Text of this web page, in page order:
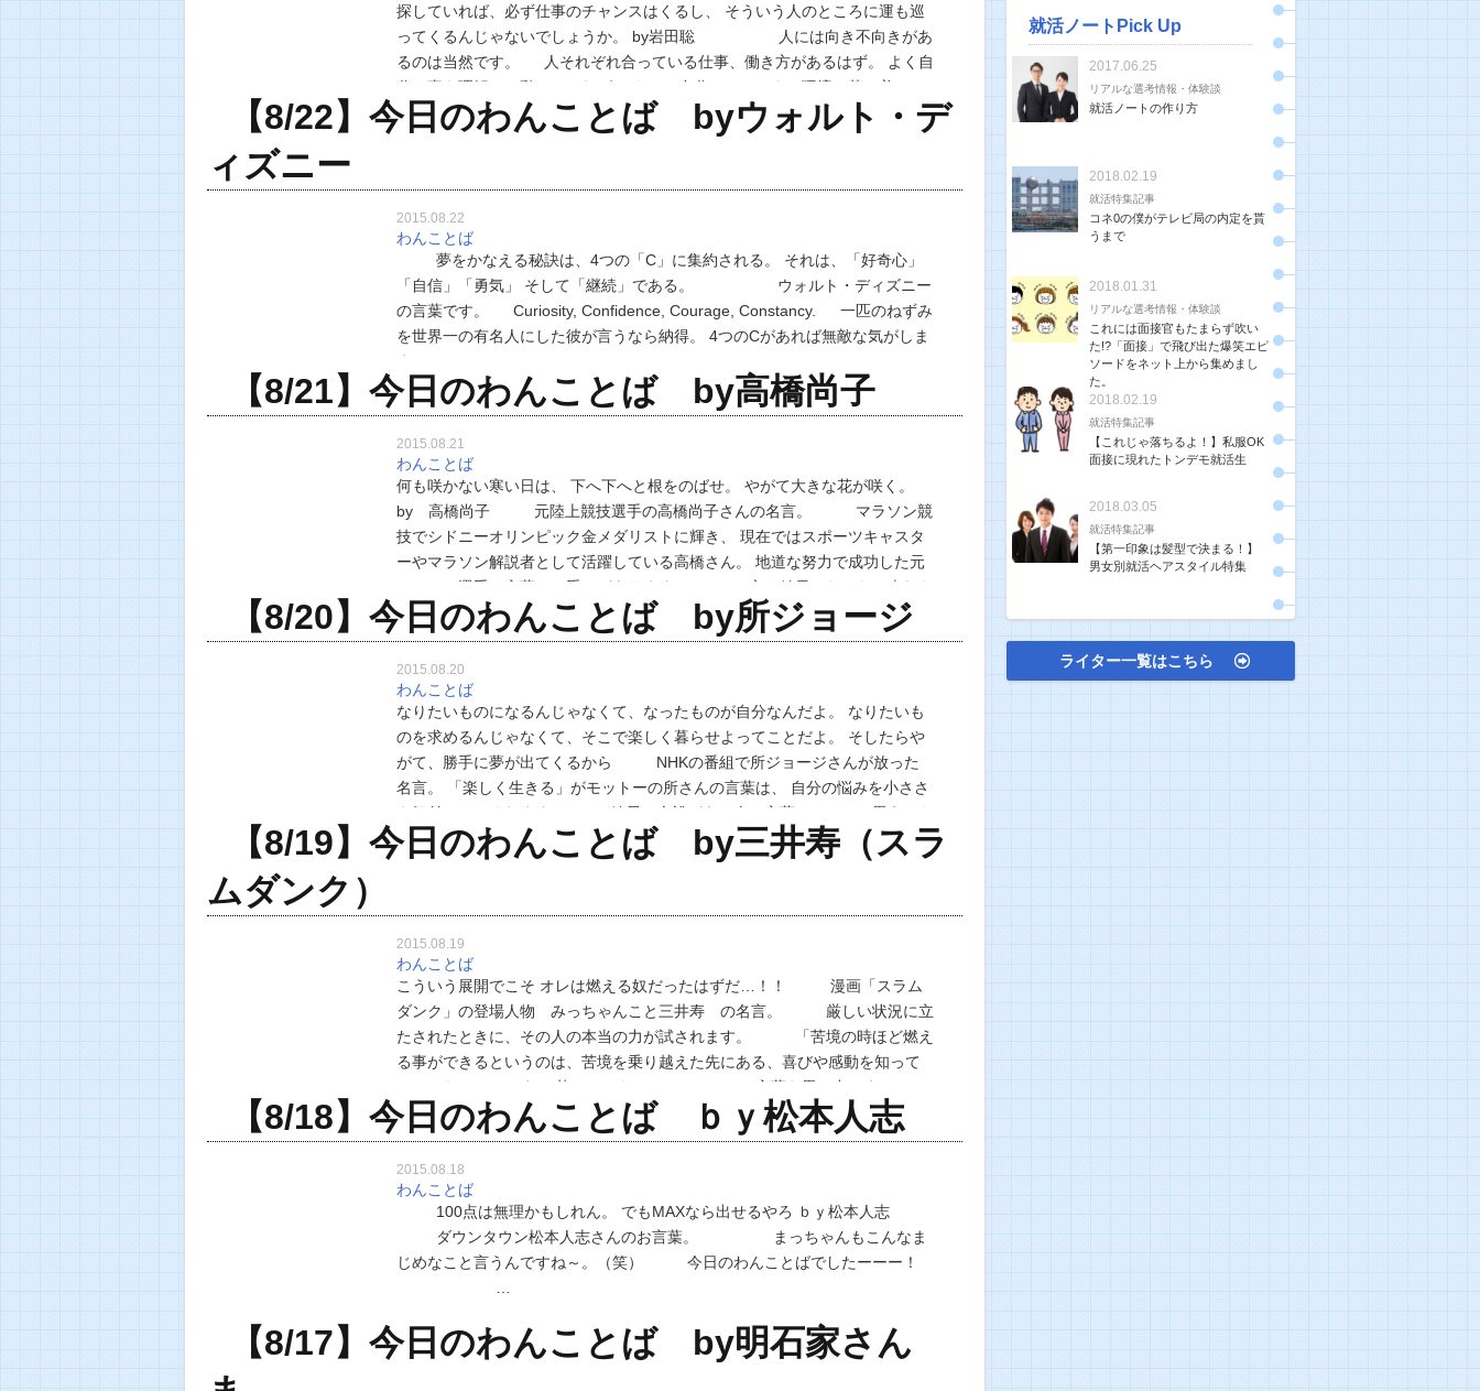
探していれば、必ず仕事のチャンスはくるし、 そういう人のところに運も巡
ってくるんじゃないでしょうか。 by岩田聡 人には向き不向きがあ
るのは当然です。 人それぞれ合っている仕事、働き方があるはず。 よく自
分の事を理解して動いていれば、 きっと自分にとってよい環境に落ち着け
る…
【8/22】今日のわんことば byウォルト・デ
ィズニー
2015.08.22
わんことば
夢をかなえる秘訣は、4つの「C」に集約される。 それは、「好奇心」
「自信」「勇気」 そして「継続」である。 ウォルト・ディズニー
の言葉です。 Curiosity, Confidence, Courage, Constancy. 一匹のねずみ
を世界一の有名人にした彼が言うなら納得。 4つのCがあれば無敵な気がしま
すね！…
【8/21】今日のわんことば by高橋尚子
2015.08.21
わんことば
何も咲かない寒い日は、 下へ下へと根をのばせ。 やがて大きな花が咲く。
by 高橋尚子 元陸上競技選手の高橋尚子さんの名言。 マラソン競
技でシドニーオリンピック金メダリストに輝き、 現在ではスポーツキャスタ
ーやマラソン解説者として活躍している高橋さん。 地道な努力で成功した元
マラソン選手の言葉には重みがありますね。 良い結果はなかなか表れな
い…
【8/20】今日のわんことば by所ジョージ
2015.08.20
わんことば
なりたいものになるんじゃなくて、なったものが自分なんだよ。 なりたいも
のを求めるんじゃなくて、そこで楽しく暮らせよってことだよ。 そしたらや
がて、勝手に夢が出てくるから NHKの番組で所ジョージさんが放った
名言。 「楽しく生きる」がモットーの所さんの言葉は、 自分の悩みを小ささ
を気付かせてくれます。 結局は余裕がある人の言葉じゃん！と思うかも
知れませ…
【8/19】今日のわんことば by三井寿（スラ
ムダンク）
2015.08.19
わんことば
こういう展開でこそ オレは燃える奴だったはずだ…！！ 漫画「スラム
ダンク」の登場人物 みっちゃんこと三井寿 の名言。 厳しい状況に立
たされたときに、その人の本当の力が試されます。 「苦境の時ほど燃え
る事ができるというのは、苦境を乗り越えた先にある、喜びや感動を知って
いるからこそ」です。 苦しいときにはみっちゃんの言葉を思い出しましょ
う！ …
【8/18】今日のわんことば ｂｙ松本人志
2015.08.18
わんことば
100点は無理かもしれん。 でもMAXなら出せるやろ ｂｙ松本人志
ダウンタウン松本人志さんのお言葉。 まっちゃんもこんなま
じめなこと言うんですね～。（笑） 今日のわんことばでしたーーー！
【8/17】今日のわんことば by明石家さん
就活ノートPick Up
2017.06.25
リアルな選考情報・体験談
就活ノートの作り方
2018.02.19
就活特集記事
コネ0の僕がテレビ局の内定を貰
うまで
2018.01.31
リアルな選考情報・体験談
これには面接官もたまらず吹い
た!?「面接」で飛び出た爆笑エピ
ソードをネット上から集めまし
た。
2018.02.19
就活特集記事
【これじゃ落ちるよ！】私服OK
面接に現れたトンデモ就活生
2018.03.05
就活特集記事
【第一印象は髪型で決まる！】
男女別就活ヘアスタイル特集
ライター一覧はこちら